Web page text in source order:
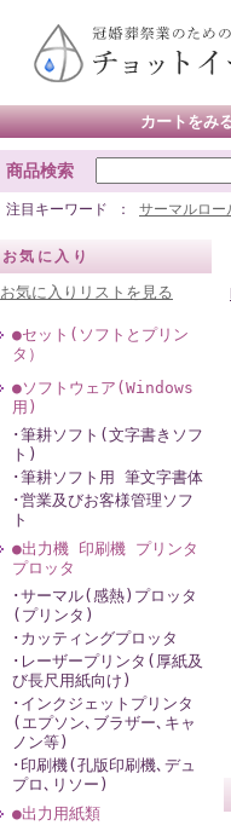
カートをみ
商品検索
注目キーワード サーマルロー
お気に入り
お気に入りリストを見る
●セット(ソフトとプリン
タ）
●ソフトウェア(Windows
用)
･筆耕ソフト(文字書きソフ
ト)
･筆耕ソフト用 筆文字書体
･営業及びお客様管理ソフ
ト
●出力機 印刷機 プリンタ
プロッタ
･サーマル(感熱)プロッタ
(プリンタ)
･カッティングプロッタ
･レーザープリンタ(厚紙及
び長尺用紙向け)
･インクジェットプリンタ
(エプソン､ブラザー､キャ
ノン等)
･印刷機(孔版印刷機､デュ
プロ､リソー)
●出力用紙類